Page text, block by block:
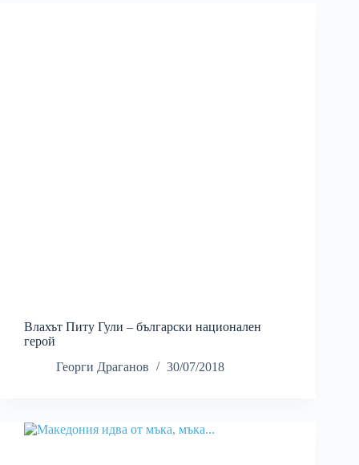
Влахът Питу Гули – български национален
герой
Георги Драганов
30/07/2018